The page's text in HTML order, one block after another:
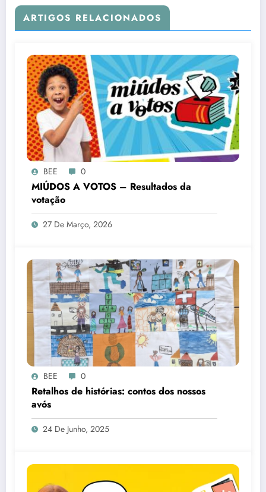
ARTIGOS RELACIONADOS
BEE 0
MIÚDOS A VOTOS – Resultados da
votação
27 De Março, 2026
BEE 0
Retalhos de histórias: contos dos nossos
avós
24 De Junho, 2025